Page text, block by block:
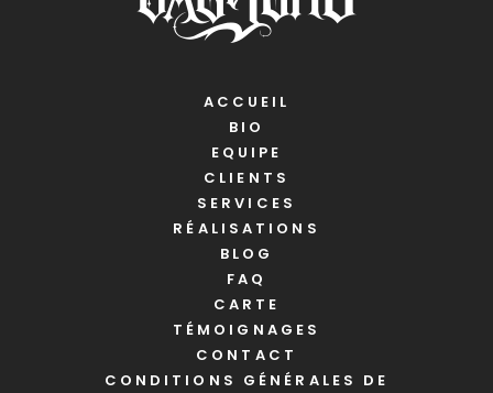
ACCUEIL
BIO
EQUIPE
CLIENTS
SERVICES
RÉALISATIONS
BLOG
FAQ
CARTE
TÉMOIGNAGES
CONTACT
CONDITIONS GÉNÉRALES DE